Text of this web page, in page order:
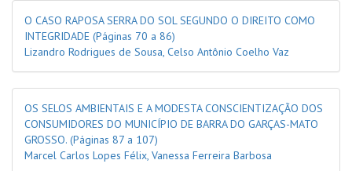
O CASO RAPOSA SERRA DO SOL SEGUNDO O DIREITO COMO
INTEGRIDADE (Páginas 70 a 86)
Lizandro Rodrigues de Sousa, Celso Antônio Coelho Vaz
OS SELOS AMBIENTAIS E A MODESTA CONSCIENTIZAÇÃO DOS
CONSUMIDORES DO MUNICÍPIO DE BARRA DO GARÇAS-MATO
GROSSO. (Páginas 87 a 107)
Marcel Carlos Lopes Félix, Vanessa Ferreira Barbosa